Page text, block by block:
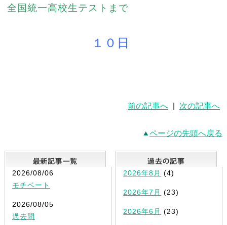
全国統一高校生テストまで
１０日
前の記事へ 次の記事へ
ページの先頭へ戻る
最新記事一覧
2026/08/06
モチベート
2026/08/05
過去問
2026年8月 (4)
2026年7月 (23)
2026年6月 (23)